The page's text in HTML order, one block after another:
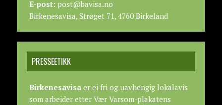
E-post:post@bavisa.no
Birkenesavisa, Strøget 71, 4760 Birkeland
PRESSEETIKK
Birkenesavisaer ei fri og uavhengig lokalavis
som arbeider etter Vær Varsom-plakatens